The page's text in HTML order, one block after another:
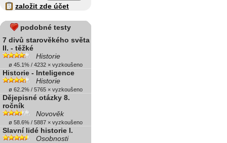
založit zde účet
podobné testy
7 divů starověkého světa
II. - těžké
Historie
ø 45.1% / 4232 × vyzkoušeno
Historie - Inteligence
Historie
ø 62.2% / 5765 × vyzkoušeno
Dějepisné otázky 8.
ročník
Novověk
ø 58.6% / 5887 × vyzkoušeno
Slavní lidé historie I.
Osobnosti